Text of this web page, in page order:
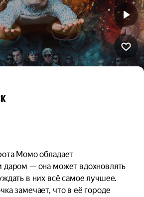
Момо обладает
даром — она может вдохновлять
в них всё самое лучшее.
замечает, что в её городе